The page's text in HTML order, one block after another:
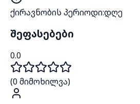
ქირავნობის პერიოდი:დღე
შეფასებები
0.0
(0მიმოხილვა)